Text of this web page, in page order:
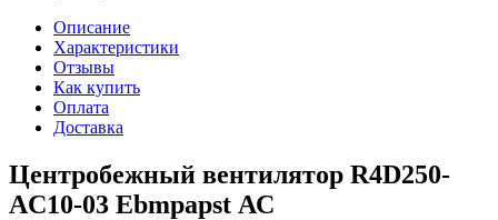
Описание
Характеристики
Отзывы
Как купить
Оплата
Доставка
Центробежный вентилятор R4D250-
AC10-03 Ebmpapst АС